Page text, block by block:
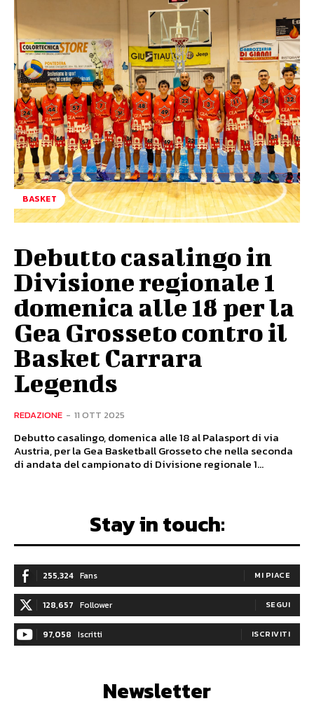
BASKET
Debutto casalingo in
Divisione regionale 1
domenica alle 18 per la
Gea Grosseto contro il
Basket Carrara
Legends
REDAZIONE - 11 OTT 2025
Debutto casalingo, domenica alle 18 al Palasport di via
Austria, per la Gea Basketball Grosseto che nella seconda
di andata del campionato di Divisione regionale 1...
Stay in touch:
255,324 Fans MI PIACE
128,657 Follower SEGUI
97,058 Iscritti ISCRIVITI
Newsletter